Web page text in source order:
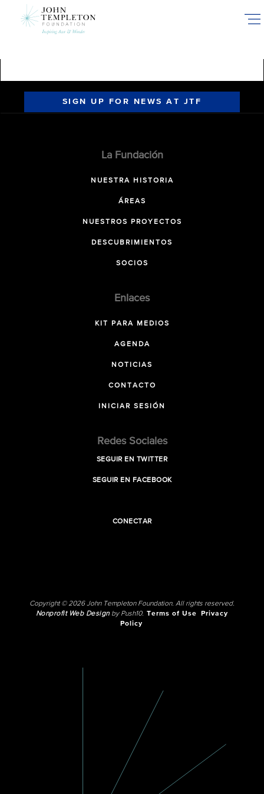
SIGN UP FOR NEWS AT JTF
La Fundación
NUESTRA HISTORIA
ÁREAS
NUESTROS PROYECTOS
DESCUBRIMIENTOS
SOCIOS
Enlaces
KIT PARA MEDIOS
AGENDA
NOTICIAS
CONTACTO
INICIAR SESIÓN
Redes Sociales
SEGUIR EN TWITTER
SEGUIR EN FACEBOOK
CONECTAR
Copyright © 2026 John Templeton Foundation. All rights reserved.
Nonprofit Web Designby Push10. Terms of Use
Privacy
Policy